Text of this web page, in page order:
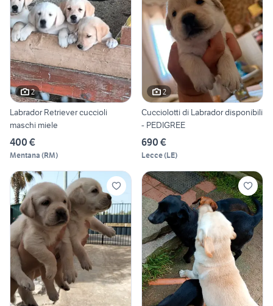
2
Labrador Retriever cuccioli
maschi miele
400 €
Mentana (RM)
2
Cucciolotti di Labrador disponibili
- PEDIGREE
690 €
Lecce(LE)